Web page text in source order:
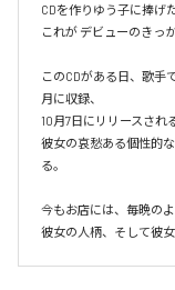
CDを作りゆう子に捧げた
これが デビューのきっ
このCDがある日、歌手
月に収録、
10月7日にリリースされ
彼女の哀愁ある個性的
る。
今もお店には、毎晩の
彼女の人柄、そして彼